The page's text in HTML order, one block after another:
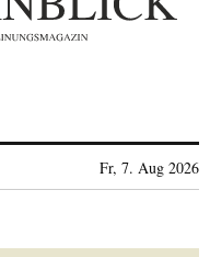
Fr, 7. Aug 2026